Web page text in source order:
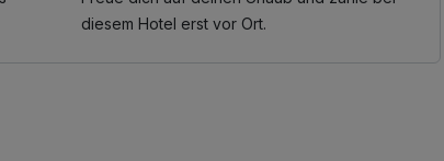
diesem Hotel erst vor Ort.